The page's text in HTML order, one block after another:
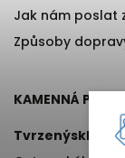
Jak nám poslat
Způsoby
KAMENNÁ
Tvrzenýsklo.cz